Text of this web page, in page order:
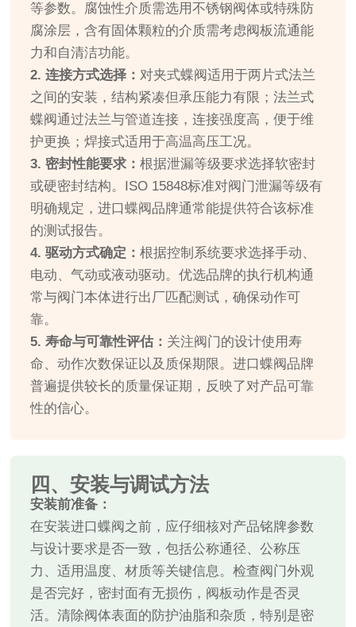
等参数。腐蚀性介质需选用不锈钢阀体或特殊防
腐涂层，含有固体颗粒的介质需考虑阀板流通能
力和自清洁功能。
2. 连接方式选择：对夹式蝶阀适用于两片式法兰
之间的安装，结构紧凑但承压能力有限；法兰式
蝶阀通过法兰与管道连接，连接强度高，便于维
护更换；焊接式适用于高温高压工况。
3. 密封性能要求：根据泄漏等级要求选择软密封
或硬密封结构。ISO 15848标准对阀门泄漏等级有
明确规定，进口蝶阀品牌通常能提供符合该标准
的测试报告。
4. 驱动方式确定：根据控制系统要求选择手动、
电动、气动或液动驱动。优选品牌的执行机构通
常与阀门本体进行出厂匹配测试，确保动作可
靠。
5. 寿命与可靠性评估： 关注阀门的设计使用寿
命、动作次数保证以及质保期限。进口蝶阀品牌
普遍提供较长的质量保证期，反映了对产品可靠
性的信心。
四、安装与调试方法
安装前准备：
在安装进口蝶阀之前，应仔细核对产品铭牌参数
与设计要求是否一致，包括公称通径、公称压
力、适用温度、材质等关键信息。检查阀门外观
是否完好，密封面有无损伤，阀板动作是否灵
活。清除阀体表面的防护油脂和杂质，特别是密